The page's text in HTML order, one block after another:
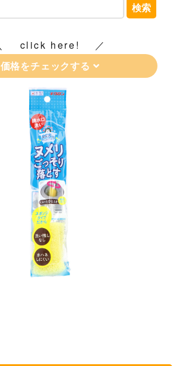
検索
click here!
価格をチェックする